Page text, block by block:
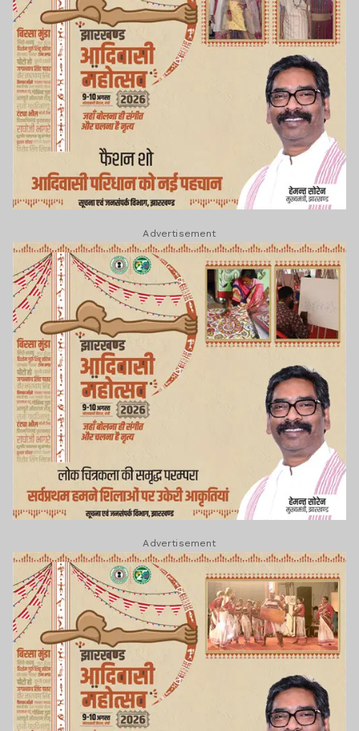
Advertisement
Advertisement